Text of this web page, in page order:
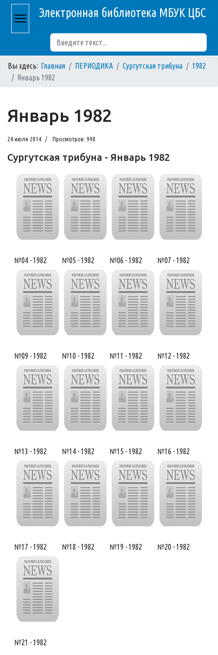
Электронная библиотека МБУК ЦБС
Вы здесь: Главная ПЕРИОДИКА Сургутская трибуна
1982
Январь 1982
Январь 1982
24 июля 2014 Просмотров: 998
Сургутская трибуна - Январь 1982
№04 - 1982 №05 - 1982 №06 - 1982 №07 - 1982
№09 - 1982 №10 - 1982 №11 - 1982 №12 - 1982
№13 - 1982 №14 - 1982 №15 - 1982 №16 - 1982
№17 - 1982 №18 - 1982 №19 - 1982 №20 - 1982
№21 - 1982